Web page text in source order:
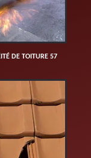
DE TOITURE 57